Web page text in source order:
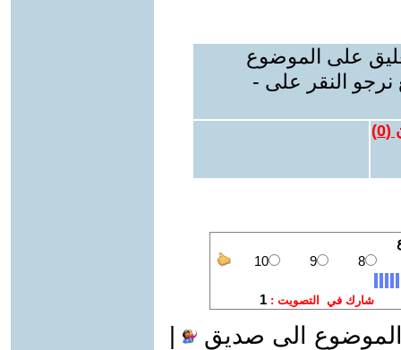
على الموضوع
نرجو النقر على -
(
0
)
الى صديق